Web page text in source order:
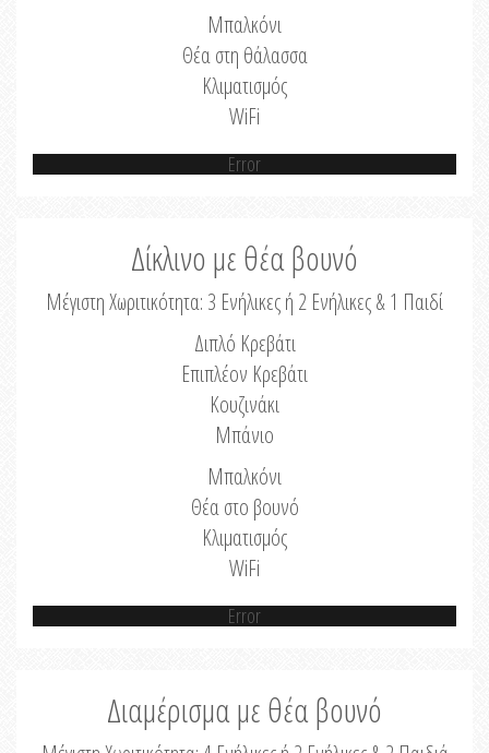
Μπαλκόνι
Θέα στη θάλασσα
Κλιματισμός
WiFi
Error
Δίκλινο με θέα βουνό
Μέγιστη Χωριτικότητα: 3 Ενήλικες ή 2 Ενήλικες & 1 Παιδί
Διπλό Κρεβάτι
Επιπλέον Κρεβάτι
Κουζινάκι
Μπάνιο
Μπαλκόνι
Θέα στο βουνό
Κλιματισμός
WiFi
Error
Διαμέρισμα με θέα βουνό